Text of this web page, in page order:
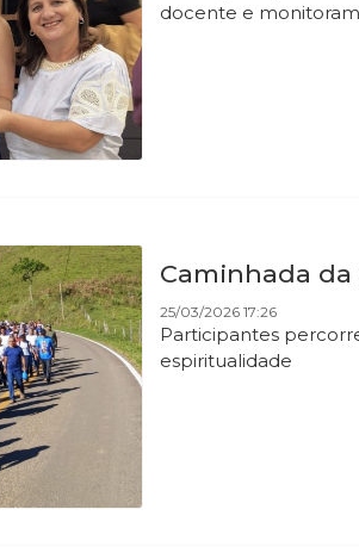
docente e
Caminhada
25/03/2026 17:26
Participantes
espiritualidade